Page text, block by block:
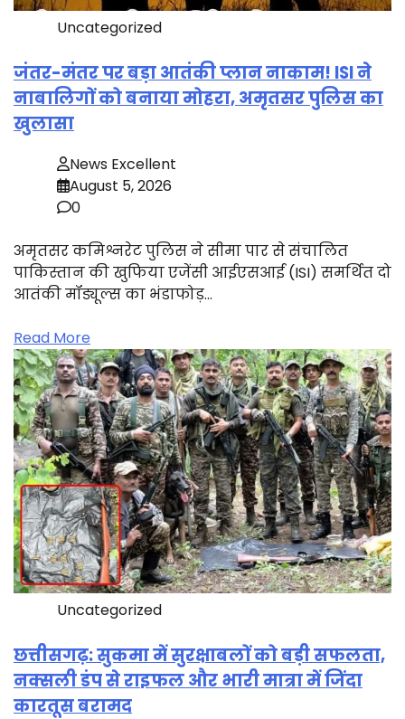
Uncategorized
जंतर-मंतर पर बड़ा आतंकी प्लान नाकाम! ISI ने
नाबालिगों को बनाया मोहरा, अमृतसर पुलिस का
खुलासा
News Excellent
August 5, 2026
0
अमृतसर कमिश्नरेट पुलिस ने सीमा पार से संचालित
पाकिस्तान की खुफिया एजेंसी आईएसआई (ISI) समर्थित दो
आतंकी मॉड्यूल्स का भंडाफोड़…
Read More
Uncategorized
छत्तीसगढ़: सुकमा में सुरक्षाबलों को बड़ी सफलता,
नक्सली डंप से राइफल और भारी मात्रा में जिंदा
कारतूस बरामद